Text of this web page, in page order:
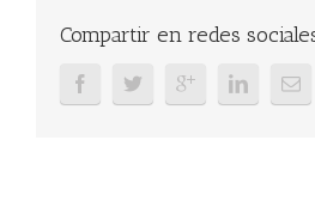
Compartir en redes